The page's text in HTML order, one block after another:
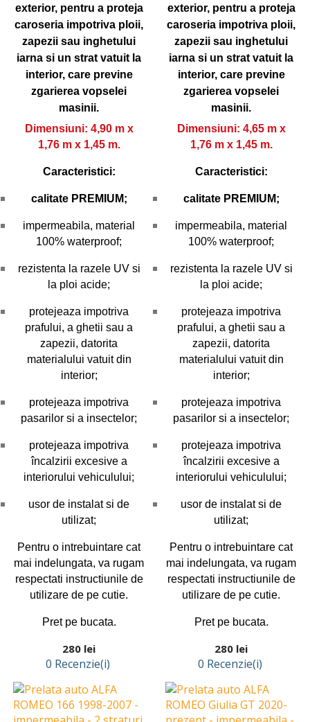
exterior, pentru a proteja
caroseria impotriva ploii,
zapezii sau inghetului
iarna si un strat vatuit la
interior, care previne
zgarierea vopselei
masinii.
Dimensiuni: 4,90 m x
1,76 m x 1,45 m.
Caracteristici:
calitate PREMIUM;
impermeabila, material
100% waterproof;
rezistenta la razele UV si
la ploi acide;
protejeaza impotriva
prafului, a ghetii sau a
zapezii, datorita
materialului vatuit din
interior;
protejeaza impotriva
pasarilor si a insectelor;
protejeaza impotriva
încalzirii excesive a
interiorului vehiculului;
usor de instalat si de
utilizat;
Pentru o intrebuintare cat
mai indelungata, va rugam
respectati instructiunile de
utilizare de pe cutie.
Pret pe bucata.
Preț
280 lei
0 Recenzie(i)
exterior, pentru a proteja
caroseria impotriva ploii,
zapezii sau inghetului
iarna si un strat vatuit la
interior, care previne
zgarierea vopselei
masinii.
Dimensiuni: 4,65 m x
1,76 m x 1,45 m.
Caracteristici:
calitate PREMIUM;
impermeabila, material
100% waterproof;
rezistenta la razele UV si
la ploi acide;
protejeaza impotriva
prafului, a ghetii sau a
zapezii, datorita
materialului vatuit din
interior;
protejeaza impotriva
pasarilor si a insectelor;
protejeaza impotriva
încalzirii excesive a
interiorului vehiculului;
usor de instalat si de
utilizat;
Pentru o intrebuintare cat
mai indelungata, va rugam
respectati instructiunile de
utilizare de pe cutie.
Pret pe bucata.
Preț
280 lei
0 Recenzie(i)